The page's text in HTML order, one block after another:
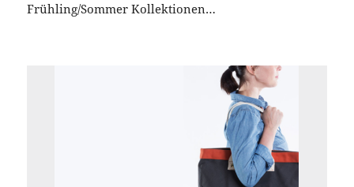
Frühling/Sommer Kollektionen…